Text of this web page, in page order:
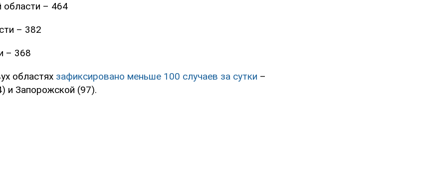
области – 464
– 382
– 368
областях зафиксировано меньше 100 случаев за сутки –
и Запорожской (97).